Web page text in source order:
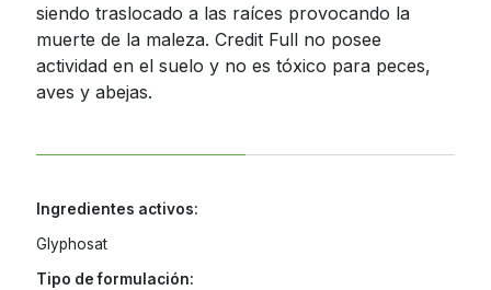
Peru
Dominican
Republic
siendo traslocado a las raíces provocando la
muerte de la maleza. Credit Full no posee
actividad en el suelo y no es tóxico para peces,
aves y abejas.
Ingredientes activos:
Glyphosat
Tipo de formulación: